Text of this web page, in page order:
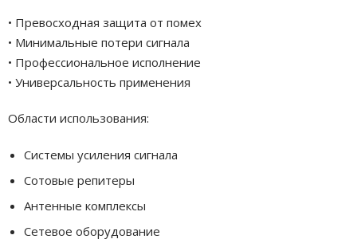
• Превосходная защита от помех
• Минимальные потери сигнала
• Профессиональное исполнение
• Универсальность применения
Области использования:
Системы усиления сигнала
Сотовые репитеры
Антенные комплексы
Сетевое оборудование